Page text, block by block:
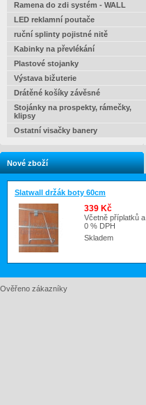
Ramena do zdi systém - WALL
LED reklamní poutače
ruční splinty pojistné nitě
Kabinky na převlékání
Plastové stojanky
Výstava bižuterie
Drátěné košíky závěsné
Stojánky na prospekty, rámečky,
klipsy
Ostatní visačky banery
Nové zboží
Slatwall držák boty 60cm
339 Kč
Včetně příplatků a
0 % DPH
Skladem
Ověřeno zákazníky